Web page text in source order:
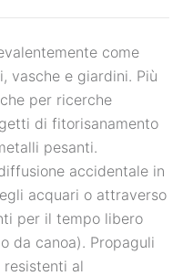
come
vasche e giardini. Più
per ricerche
di fitorisanamento
pesanti.
accidentale in
acquari o attraverso
per il tempo libero
da canoa). Propaguli
al